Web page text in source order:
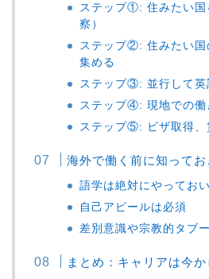
ステップ①: 住みたい国
察）
ステップ②: 住みたい国
集める
ステップ③: 並行して英
ステップ④: 現地での働
ステップ⑤: ビザ取得、
海外で働く前に知って
語学は絶対にやってお
自己アピールは必須
差別意識や宗教的タブ
まとめ：キャリアは今